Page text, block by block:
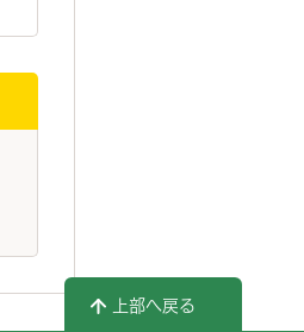
上部へ戻る